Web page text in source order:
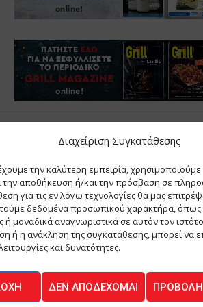
Διαχείριση Συγκατάθεσης
την καλύτερη εμπειρία,
την αποθήκευση ή/και την πρόσβαση σε
για τις εν λόγω τεχνολογίες θα μας
δεδομένα προσωπικού χαρακτήρα,
ή μοναδικά αναγνωριστικά σε αυτόν τον
ή η ανάκληση της συγκατάθεσης, μπορεί να
και δυνατότητες.
ΔΕΝ ΑΠΟΔΈΧΟΜΑΙ
Θ ΚΑΙ ΣΙΑ ΜΟΝΟΠΡΟΣΩΠΗ ΙΚΕ